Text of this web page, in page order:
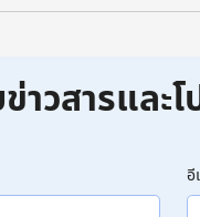
าวสารและ
อี